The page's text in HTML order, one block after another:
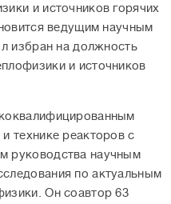
и источников горячих
ведущим научным
избран на должность
и источников
технике реакторов с
руководства научным
по актуальным
Он соавтор 63